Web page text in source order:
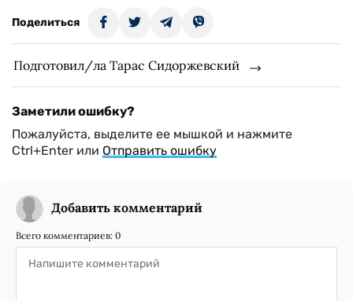
Поделиться
Подготовил/ла Тарас Сидоржевский
Заметили ошибку?
Пожалуйста, выделите ее мышкой и нажмите
Ctrl+Enter или Отправить ошибку
Добавить комментарий
Всего комментариев: 0